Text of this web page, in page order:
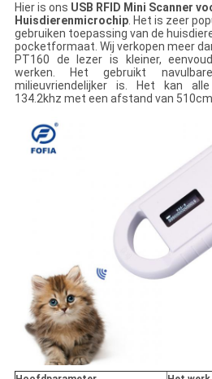
Hier is ons USB RFID Mini Scanner
Huisdierenmicrochip. Het is zeer
gebruiken toepassing van de
pocketformaat. Wij verkopen meer
PT160 de lezer is kleiner,
werken. Het gebruikt
milieuvriendelijker is. Het kan
134.2khz met een afstand van